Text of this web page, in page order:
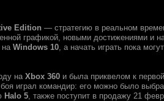
Edition — стратегию в реальном
графикой, новыми достижениями и
на Windows 10, а начать играть пока
на Xbox 360 и была приквелом к
играл командир: его можно было
Halo 5, также поступит в продажу 21